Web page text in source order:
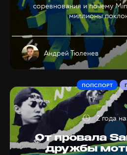
соревнования и почему
миллионы
Андрей Тюленев
От провала
дружбы
ПОПСПОРТ
2 года